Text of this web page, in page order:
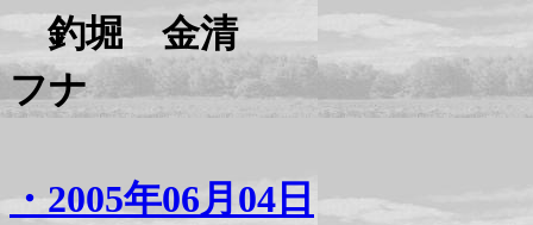
釣堀 金清
フナ
・2005年06月04日